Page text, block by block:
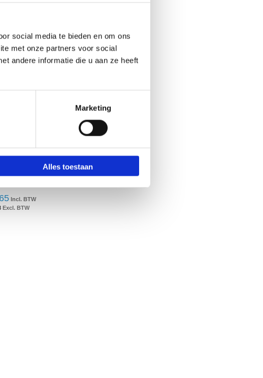
social media te bieden en om ons
met onze partners voor social
andere informatie die u aan ze heeft
Marketing
Alles toestaan
Selly 3-voudig